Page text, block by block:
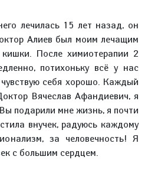
лечилась 15 лет назад, он
Алиев был моим лечащим
После химиотерапии 2
потихоньку всё у нас
себя хорошо. Каждый
Вячеслав Афандиевич, я
подарили мне жизнь, я почти
внучек, радуюсь каждому
за человечность! Я
с большим сердцем.